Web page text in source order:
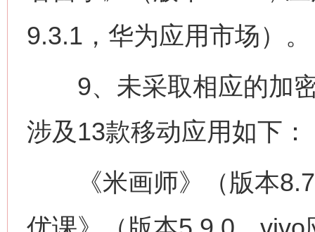
9.3.1，华为应用市场）。
9、未采取相应的加密
涉及13款移动应用如下：
《米画师》（版本